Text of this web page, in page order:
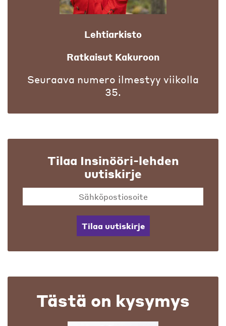
Lehtiarkisto
Ratkaisut Kakuroon
Seuraava numero ilmestyy viikolla
35.
Tilaa Insinööri-lehden
uutiskirje
Tilaa uutiskirje
Tästä on kysymys